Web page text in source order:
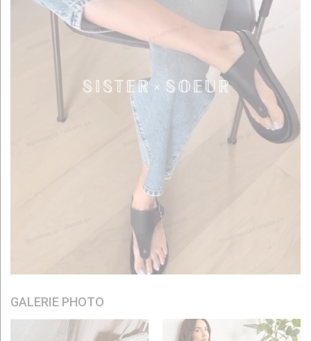
GALERIE PHOTO